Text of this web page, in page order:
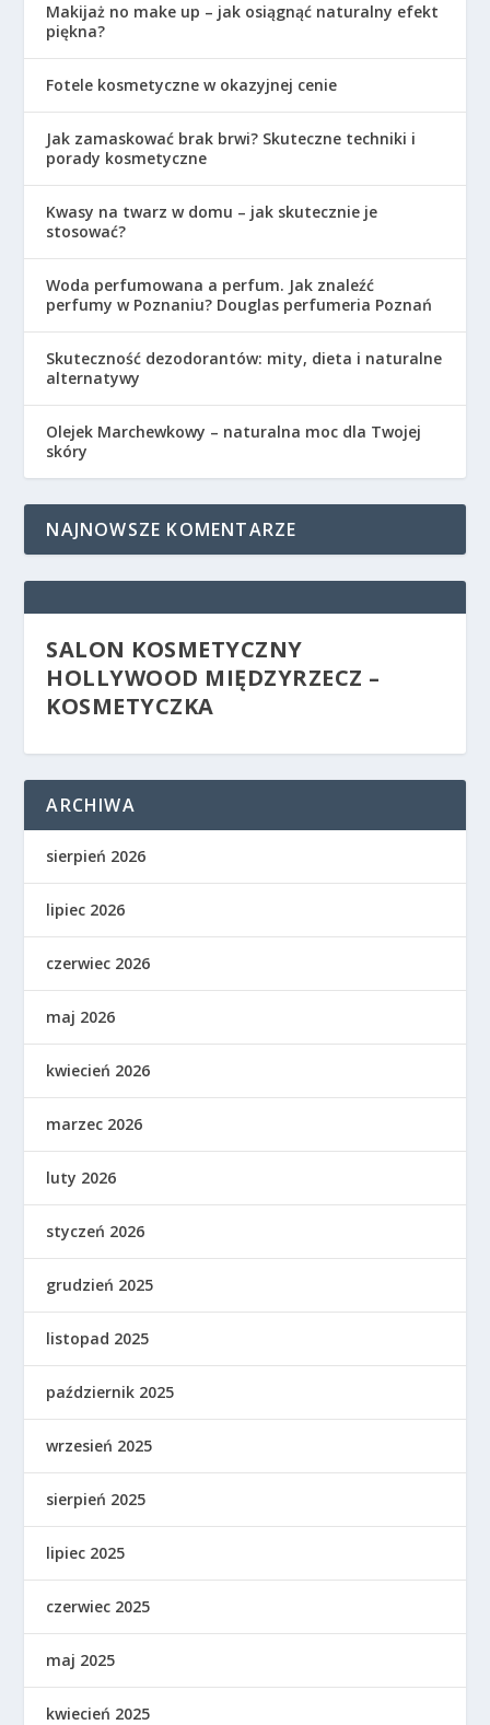
Makijaż no make up – jak osiągnąć naturalny efekt
piękna?
Fotele kosmetyczne w okazyjnej cenie
Jak zamaskować brak brwi? Skuteczne techniki i
porady kosmetyczne
Kwasy na twarz w domu – jak skutecznie je
stosować?
Woda perfumowana a perfum. Jak znaleźć
perfumy w Poznaniu? Douglas perfumeria Poznań
Skuteczność dezodorantów: mity, dieta i naturalne
alternatywy
Olejek Marchewkowy – naturalna moc dla Twojej
skóry
NAJNOWSZE KOMENTARZE
SALON KOSMETYCZNY
HOLLYWOOD MIĘDZYRZECZ –
KOSMETYCZKA
ARCHIWA
sierpień 2026
lipiec 2026
czerwiec 2026
maj 2026
kwiecień 2026
marzec 2026
luty 2026
styczeń 2026
grudzień 2025
listopad 2025
październik 2025
wrzesień 2025
sierpień 2025
lipiec 2025
czerwiec 2025
maj 2025
kwiecień 2025